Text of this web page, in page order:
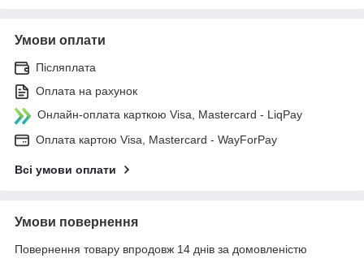
Умови оплати
Післяплата
Оплата на рахунок
Онлайн-оплата карткою Visa, Mastercard - LiqPay
Оплата картою Visa, Mastercard - WayForPay
Всі умови оплати
Умови повернення
Повернення товару впродовж 14 днів за домовленістю